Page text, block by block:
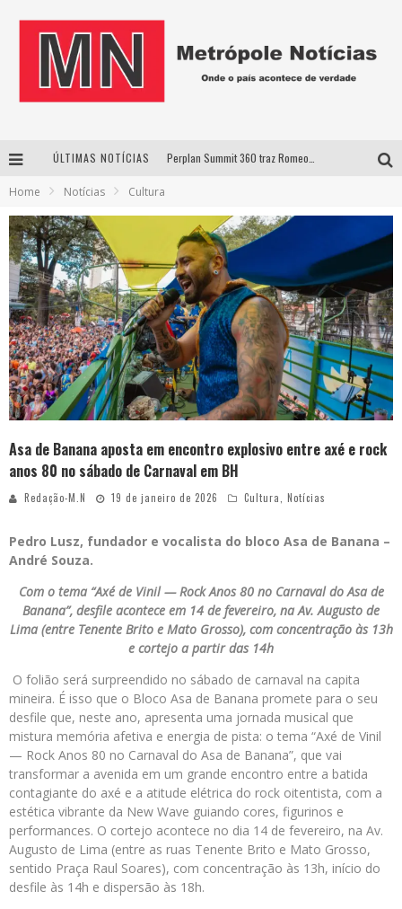
ÚLTIMAS NOTÍCIAS
Agosto Dourado: apoio, informação e acolhimento fortalecem o sucesso da amamentação
Home Notícias Cultura
Asa de Banana aposta em encontro explosivo entre axé e rock
anos 80 no sábado de Carnaval em BH
Redação-M.N 19 de janeiro de 2026 Cultura, Notícias
Pedro Lusz, fundador e vocalista do bloco Asa de Banana –
André Souza.
Com o tema “Axé de Vinil — Rock Anos 80 no Carnaval do Asa de
Banana”, desfile acontece em 14 de fevereiro, na Av. Augusto de
Lima (entre Tenente Brito e Mato Grosso), com concentração às 13h
e cortejo a partir das 14h
O folião será surpreendido no sábado de carnaval na capita
mineira. É isso que o Bloco Asa de Banana promete para o seu
desfile que, neste ano, apresenta uma jornada musical que
mistura memória afetiva e energia de pista: o tema “Axé de Vinil
— Rock Anos 80 no Carnaval do Asa de Banana”, que vai
transformar a avenida em um grande encontro entre a batida
contagiante do axé e a atitude elétrica do rock oitentista, com a
estética vibrante da New Wave guiando cores, figurinos e
performances. O cortejo acontece no dia 14 de fevereiro, na Av.
Augusto de Lima (entre as ruas Tenente Brito e Mato Grosso,
sentido Praça Raul Soares), com concentração às 13h, início do
desfile às 14h e dispersão às 18h.